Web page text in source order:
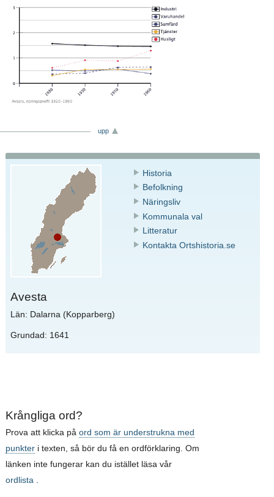
upp
Avesta
Län: Dalarna (Kopparberg)
Grundad: 1641
Historia
Befolkning
Näringsliv
Kommunala val
Litteratur
Kontakta Ortshistoria.se
Krångliga ord?
Prova att klicka på ord som är understrukna med
punkteri texten, så bör du få en ordförklaring. Om
länken inte fungerar kan du istället läsa vår
ordlista.